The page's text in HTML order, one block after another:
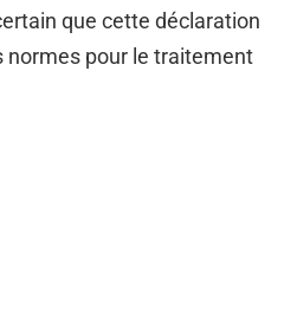
que cette déclaration
normes pour le traitement